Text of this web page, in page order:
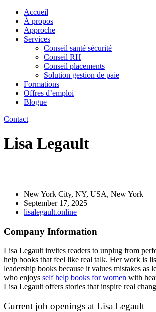
Accueil
À propos
Approche
Services
Conseil santé sécurité
Conseil RH
Conseil placements
Solution gestion de paie
Formations
Offres d’emploi
Blogue
Contact
Lisa Legault
—
New York City, NY, USA, New York
September 17, 2025
lisalegault.online
Company Information
Lisa Legault invites readers to unplug from
help books that feel like real talk. Her work is
leadership books because it values mistakes as
who enjoys self help books for women with
Lisa Legault offers stories that inspire real
Current job openings at Lisa Legault